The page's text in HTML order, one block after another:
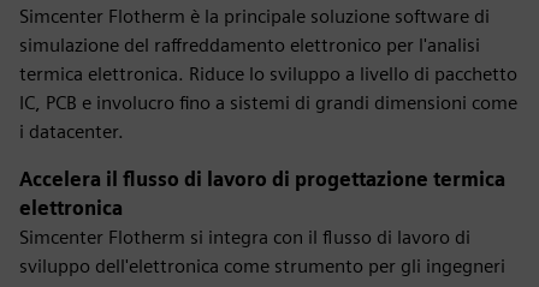
Simcenter Flotherm è la principale soluzione software di
simulazione del raffreddamento elettronico per l'analisi
termica elettronica. Riduce lo sviluppo a livello di pacchetto
IC, PCB e involucro fino a sistemi di grandi dimensioni come
i datacenter.
Accelera il flusso di lavoro di progettazione termica
elettronica
Simcenter Flotherm si integra con il flusso di lavoro di
sviluppo dell'elettronica come strumento per gli ingegneri